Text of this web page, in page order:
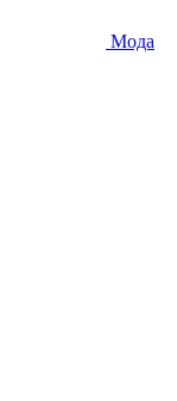
Мода